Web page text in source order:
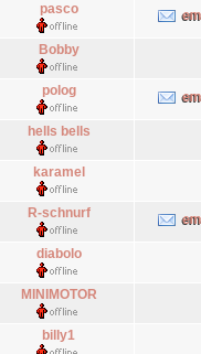
pasco
Bobby
polog
hells bells
karamel
R-schnurf
diabolo
MINIMOTOR
billy1